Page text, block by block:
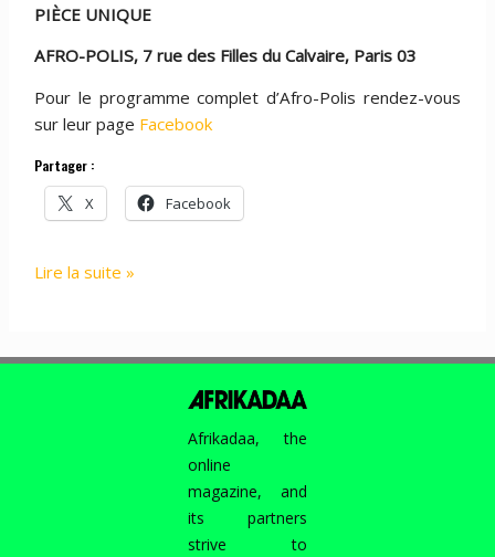
PIÈCE UNIQUE
AFRO-POLIS, 7 rue des Filles du Calvaire, Paris 03
Pour le programme complet d’Afro-Polis rendez-vous
sur leur page Facebook
Partager :
X Facebook
PROJECT
Lire la suite »
Afrikadaa, the
online
magazine, and
its partners
strive to